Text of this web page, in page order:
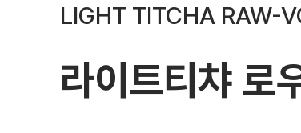
LIGHT TITCHA RAW-
라이트티챠 로